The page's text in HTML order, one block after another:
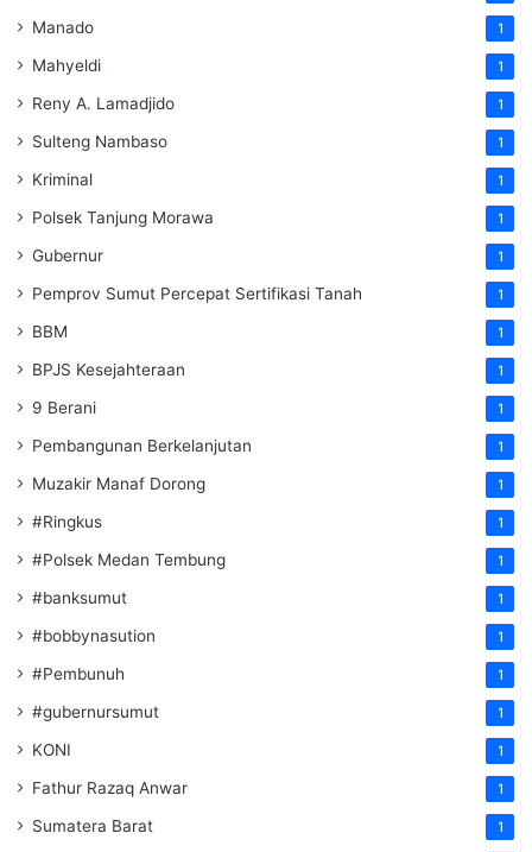
Manado 1
Mahyeldi 1
Reny A. Lamadjido 1
Sulteng Nambaso 1
Kriminal 1
Polsek Tanjung Morawa 1
Gubernur 1
Pemprov Sumut Percepat Sertifikasi Tanah 1
BBM 1
BPJS Kesejahteraan 1
9 Berani 1
Pembangunan Berkelanjutan 1
Muzakir Manaf Dorong 1
#Ringkus 1
#Polsek Medan Tembung 1
#banksumut 1
#bobbynasution 1
#Pembunuh 1
#gubernursumut 1
KONI 1
Fathur Razaq Anwar 1
Sumatera Barat 1